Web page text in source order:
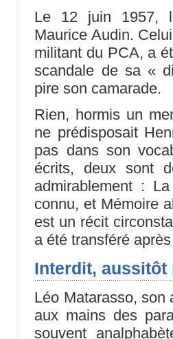
Le 12 juin 1957,
Maurice Audin.
militant du PCA, a
scandale de sa «
pire son camarade.
Rien, hormis un
ne prédisposait
pas dans son
écrits, deux sont
admirablement :
connu, et Mémoire
est un récit
a été transféré
Interdit, aussitôt
Léo Matarasso, son
aux mains des
souvent